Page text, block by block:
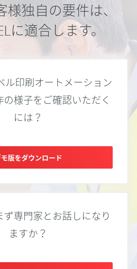
様独自の要件は、
に適合します。
ル印刷オートメーション
様子をご確認いただく
には？
版をダウンロード
ず専門家とお話しになり
ますか？